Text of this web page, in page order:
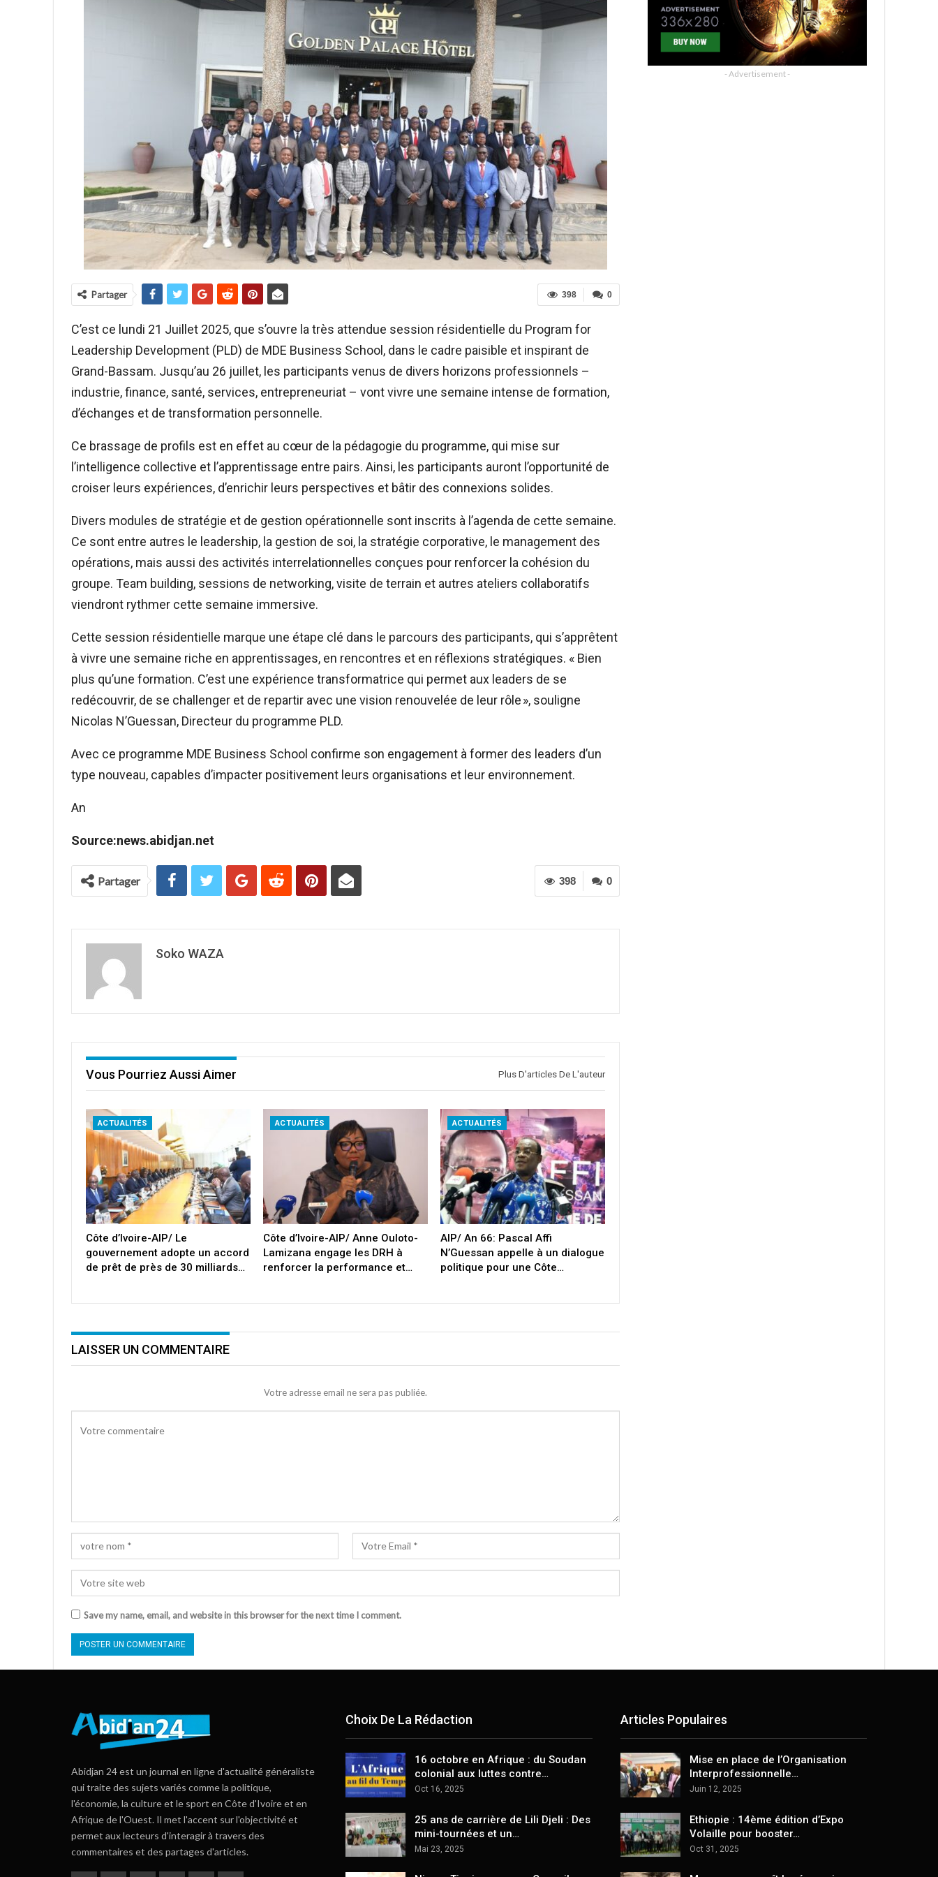
0
398
Partager
C’est ce lundi 21 Juillet 2025, que s’ouvre la très attendue session résidentielle du Program for
Leadership Development (PLD) de MDE Business School, dans le cadre paisible et inspirant de
Grand-Bassam. Jusqu’au 26 juillet, les participants venus de divers horizons professionnels –
industrie, finance, santé, services, entrepreneuriat – vont vivre une semaine intense de formation,
d’échanges et de transformation personnelle.
Ce brassage de profils est en effet au cœur de la pédagogie du programme, qui mise sur
l’intelligence collective et l’apprentissage entre pairs. Ainsi, les participants auront l’opportunité de
croiser leurs expériences, d’enrichir leurs perspectives et bâtir des connexions solides.
Divers modules de stratégie et de gestion opérationnelle sont inscrits à l’agenda de cette semaine.
Ce sont entre autres le leadership, la gestion de soi, la stratégie corporative, le management des
opérations, mais aussi des activités interrelationnelles conçues pour renforcer la cohésion du
groupe. Team building, sessions de networking, visite de terrain et autres ateliers collaboratifs
viendront rythmer cette semaine immersive.
Cette session résidentielle marque une étape clé dans le parcours des participants, qui s’apprêtent
à vivre une semaine riche en apprentissages, en rencontres et en réflexions stratégiques. « Bien
plus qu’une formation. C’est une expérience transformatrice qui permet aux leaders de se
redécouvrir, de se challenger et de repartir avec une vision renouvelée de leur rôle », souligne
Nicolas N’Guessan, Directeur du programme PLD.
Avec ce programme MDE Business School confirme son engagement à former des leaders d’un
type nouveau, capables d’impacter positivement leurs organisations et leur environnement.
An
Source:news.abidjan.net
0
398
Partager
Soko WAZA
Vous Pourriez Aussi Aimer Plus D'articles De L'auteur
ACTUALITÉS
Côte d’Ivoire-AIP/ Le
gouvernement adopte un accord
de prêt de près de 30 milliards…
ACTUALITÉS
Côte d’Ivoire-AIP/ Anne Ouloto-
Lamizana engage les DRH à
renforcer la performance et…
ACTUALITÉS
AIP/ An 66: Pascal Affi
N’Guessan appelle à un dialogue
politique pour une Côte…
LAISSER UN COMMENTAIRE
Votre adresse email ne sera pas publiée.
Save my name, email, and website in this browser for the next time I comment.
- Advertisement -
Abidjan 24 est un journal en ligne d'actualité généraliste
qui traite des sujets variés comme la politique,
l'économie, la culture et le sport en Côte d'Ivoire et en
Afrique de l'Ouest. Il met l'accent sur l'objectivité et
permet aux lecteurs d'interagir à travers des
commentaires et des partages d'articles.
Choix De La Rédaction
16 octobre en Afrique : du Soudan
colonial aux luttes contre…
Oct 16, 2025
25 ans de carrière de Lili Djeli : Des
mini-tournées et un…
Mai 23, 2025
Articles Populaires
Mise en place de l’Organisation
Interprofessionnelle…
Juin 12, 2025
Ethiopie : 14ème édition d’Expo
Volaille pour booster…
Oct 31, 2025